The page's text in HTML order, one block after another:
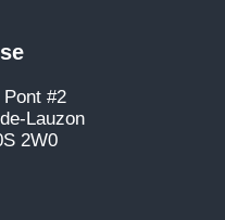
Pont #2
Lauzon
2W0